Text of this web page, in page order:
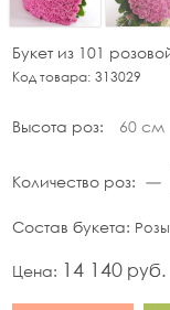
Букет из 101
Код товара: 313029
Высота роз: 60 см
Количество роз:
Состав букета:
Цена: 14 140 руб.